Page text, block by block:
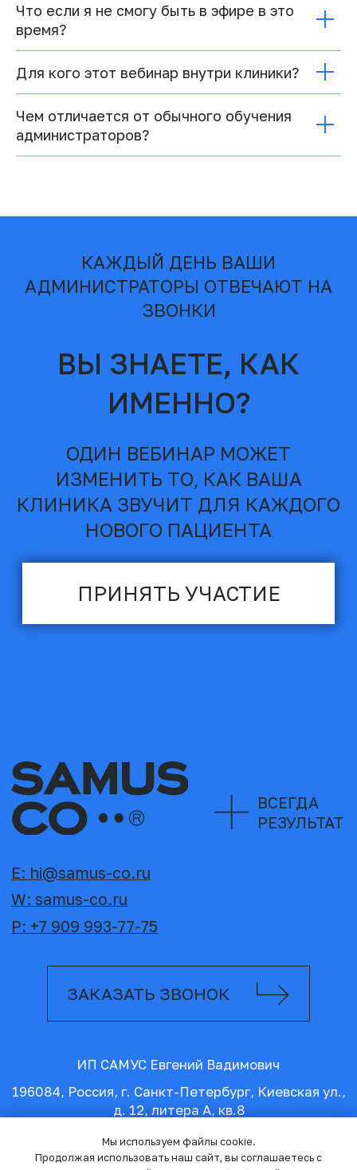
Мы используем файлы cookie.
Продолжая использовать наш сайт, вы соглашаетесь с
Что если я не смогу быть в эфире в это
время?
Для кого этот вебинар внутри клиники?
Чем отличается от обычного обучения
администраторов?